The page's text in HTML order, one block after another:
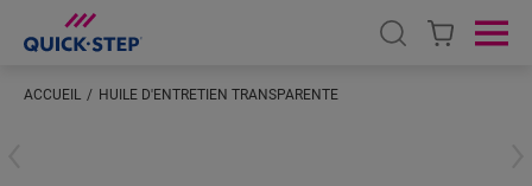
Open search
ACCUEIL HUILE D'ENTRETIEN TRANSPARENTE